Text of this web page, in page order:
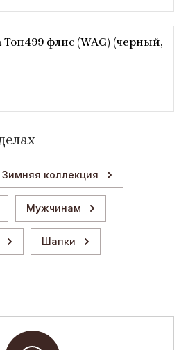
флис (WAG) (черный,
Зимняя коллекция
Мужчинам
Шапки